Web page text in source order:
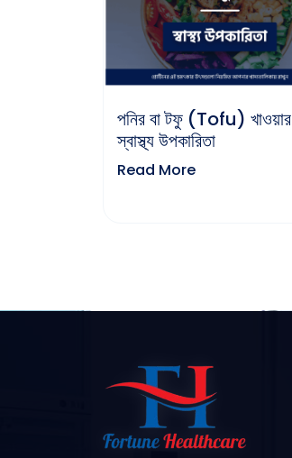
পনির বা টফু (Tofu) খাওয়ার
স্বাস্থ্য উপকারিতা
Read More